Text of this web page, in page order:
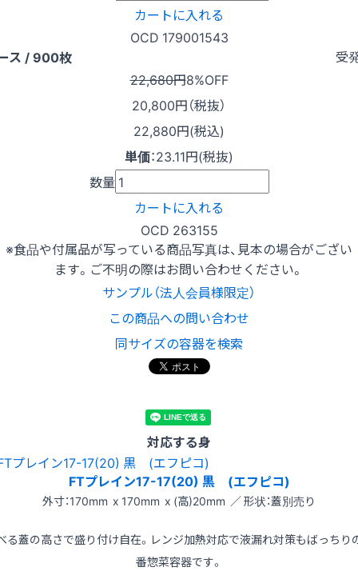
カートに入れる
OCD 179001543
ス / 900枚
受
22,680円8%OFF
20,800円（税抜）
22,880円(税込)
単価：23.11円(税抜)
数量
カートに入れる
OCD 263155
※食品や付属品が写っている商品写真は、見本の場合がござい
ます。ご不明の際はお問い合わせください。
サンプル（法人会員様限定）
この商品への問い合わせ
同サイズの容器を検索
対応する身
FTプレイン17-17(20) 黒 (エフピコ)
外寸：170mm x 170mm x (高)20mm ／ 形状：蓋別売り
る蓋の高さで盛り付け自在。レンジ加熱対応で液漏れ対策もばっちり
番惣菜容器です。